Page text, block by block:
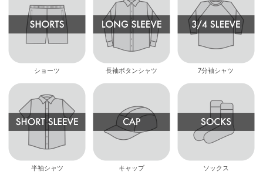
ショーツ 長袖ボタンシャツ 7分袖シャツ
半袖シャツ キャップ ソックス